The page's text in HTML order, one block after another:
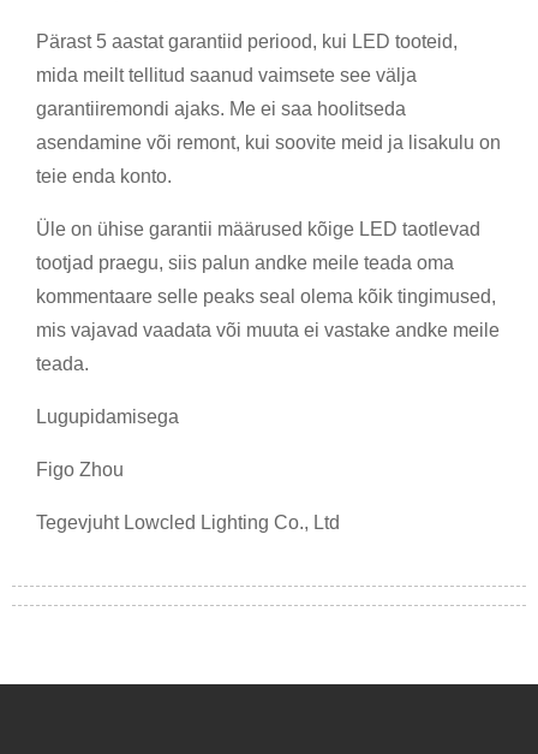
Pärast 5 aastat garantiid periood, kui LED tooteid,
mida meilt tellitud saanud vaimsete see välja
garantiiremondi ajaks. Me ei saa hoolitseda
asendamine või remont, kui soovite meid ja lisakulu on
teie enda konto.
Üle on ühise garantii määrused kõige LED taotlevad
tootjad praegu, siis palun andke meile teada oma
kommentaare selle peaks seal olema kõik tingimused,
mis vajavad vaadata või muuta ei vastake andke meile
teada.
Lugupidamisega
Figo Zhou
Tegevjuht Lowcled Lighting Co., Ltd